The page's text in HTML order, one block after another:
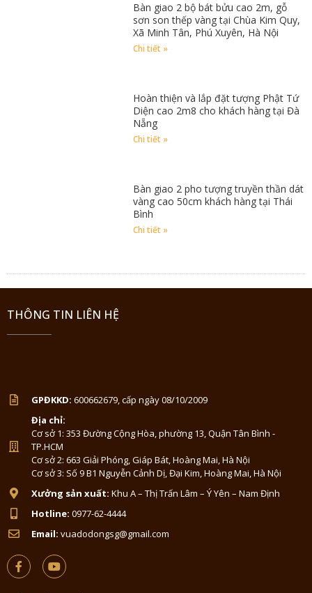
Bàn giao 2 bộ bát bửu cao 2m, gỗ
sơn son thếp vàng tại Chùa Kim Quy,
Xã Minh Tân, Phú Xuyên, Hà Nội
Chi tiết »
Hoàn thiện và lắp đặt tượng Phật Tứ
Diện cao 2m8 cho khách hàng tại Đà
Nẵng
Chi tiết »
Bàn giao 2 pho tượng truyền thần dát
vàng cao 50cm khách hàng tại Thái
Bình
Chi tiết »
THÔNG TIN LIÊN HỆ
GPĐKKD: 600662679, cấp ngày 08/10/2009
Địa chỉ:
Cơ sở 1: 353 Đường Cộng Hòa, phường 13, Quận Tân Bình -
TP.HCM
Cơ sở 2: 663 Giải Phóng, Giáp Bát, Hoàng Mai, Hà Nội
Cơ sở 3: Số 9 B1 Nguyễn Cảnh Dị, Đại Kim, Hoàng Mai, Hà Nội
Xưởng sản xuất: Khu A – Thị Trấn Lâm – Ý Yên – Nam Định
Hotline: 0977-62-4444
Email: vuadodongsg@gmail.com